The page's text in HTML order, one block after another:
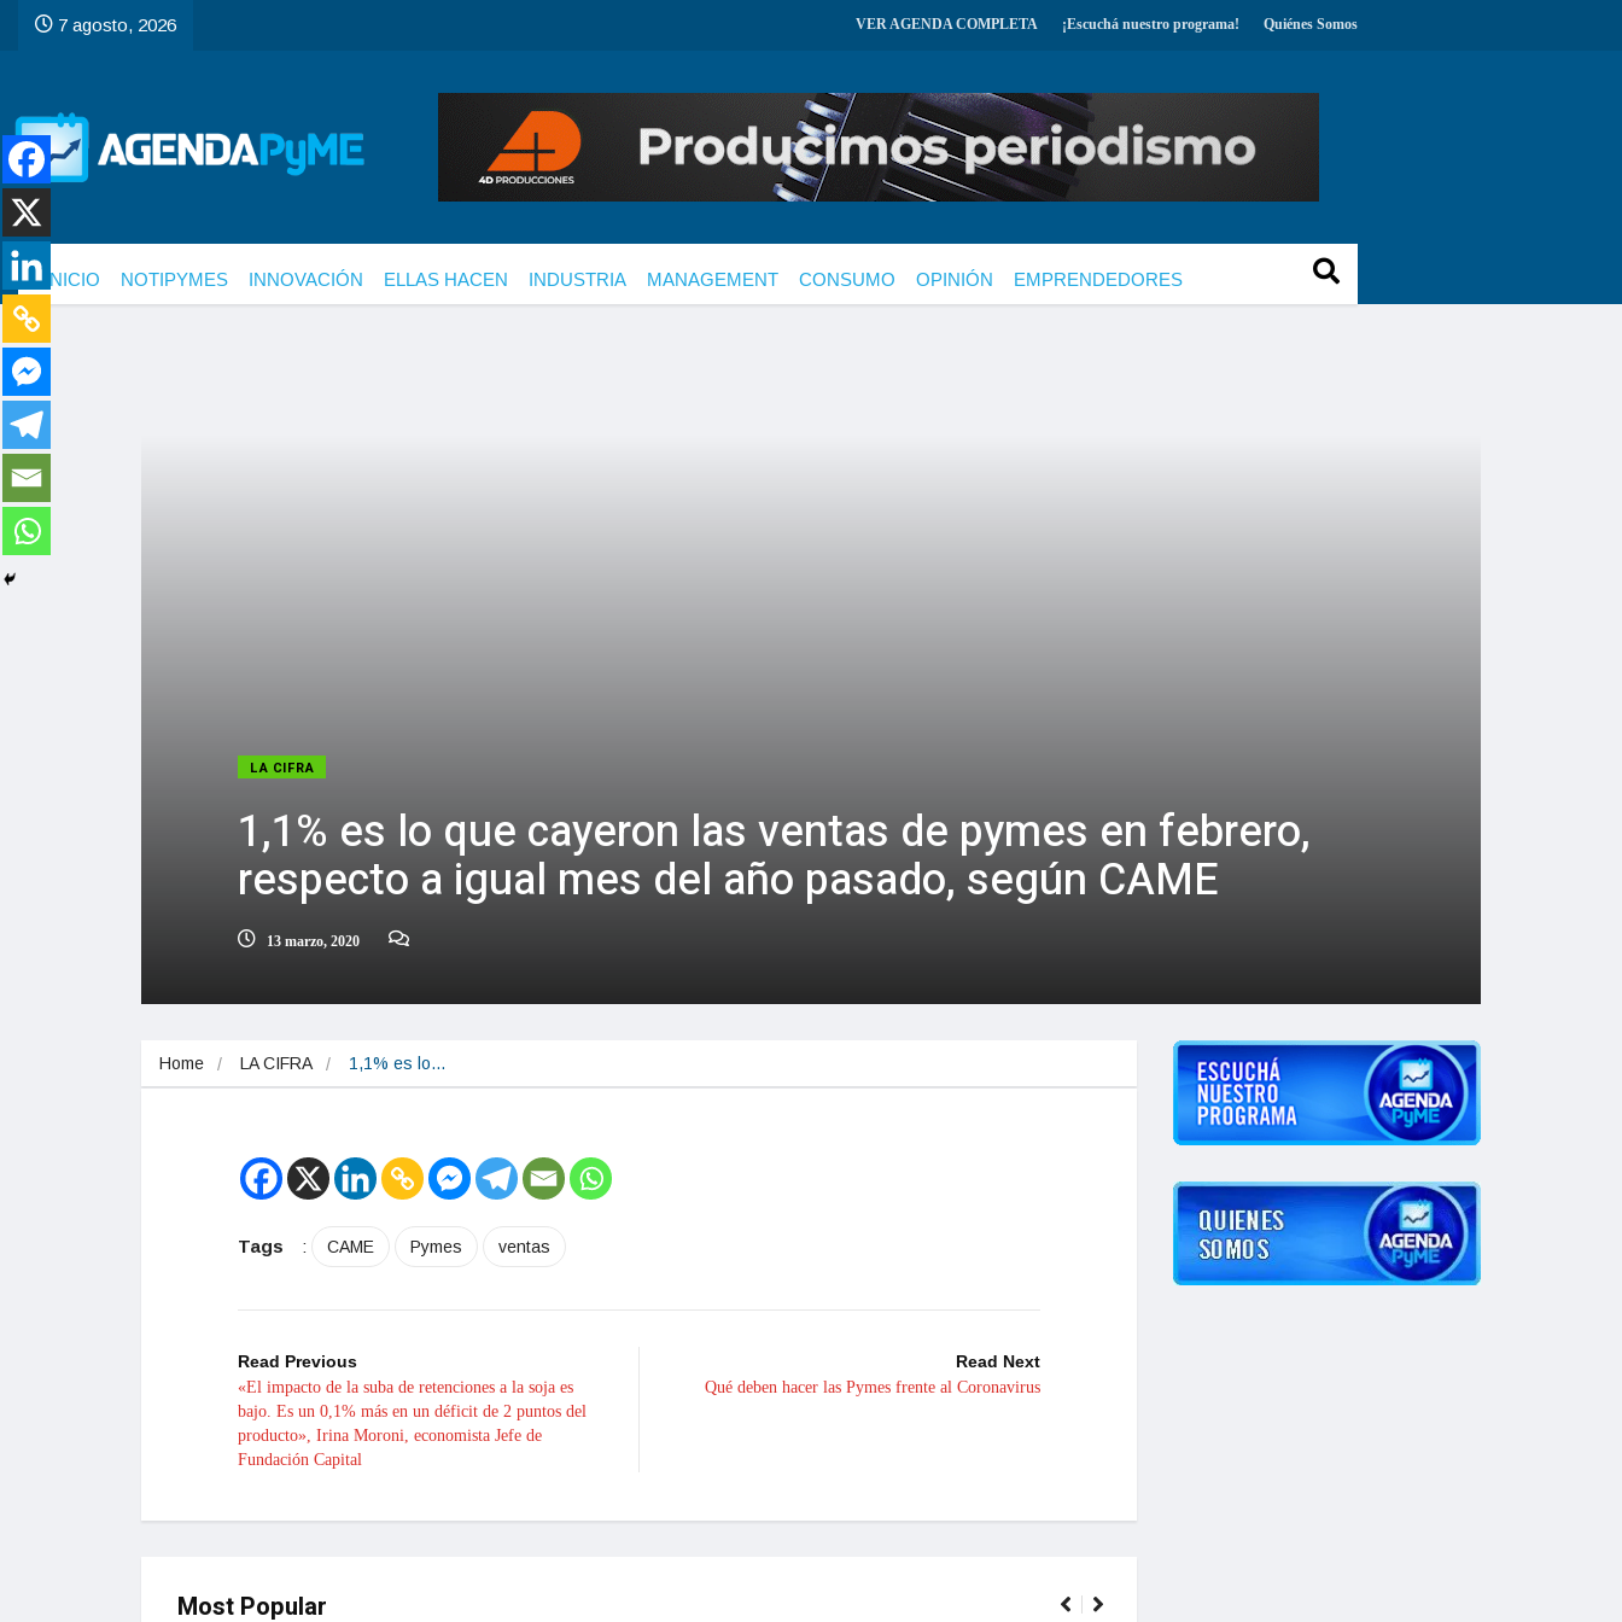
7 agosto, 2026 VER AGENDA COMPLETA ¡Escuchá nuestro programa! Quiénes Somos
INICIO NOTIPYMES INNOVACIÓN ELLAS HACEN INDUSTRIA MANAGEMENT CONSUMO OPINIÓN EMPRENDEDORES
LA CIFRA
1,1% es lo que cayeron las ventas de pymes en febrero,
respecto a igual mes del año pasado, según CAME
13 marzo, 2020
Home LA CIFRA 1,1% es lo…
Tags : CAME Pymes ventas
Read Previous
«El impacto de la suba de retenciones a la soja es
bajo. Es un 0,1% más en un déficit de 2 puntos del
producto», Irina Moroni, economista Jefe de
Fundación Capital
Read Next
Qué deben hacer las Pymes frente al Coronavirus
Most Popular